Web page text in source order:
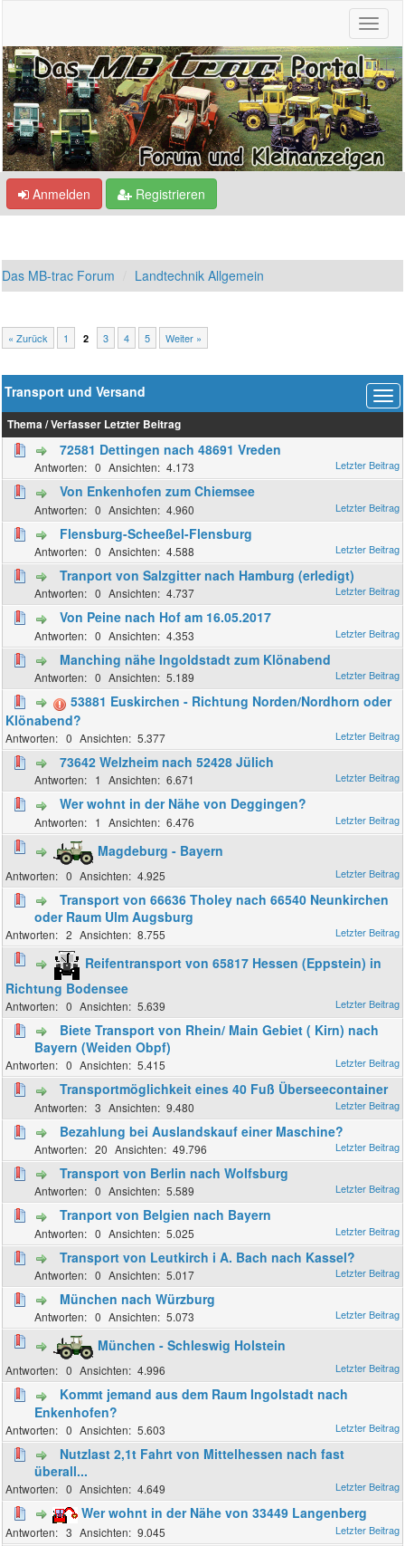
Anmelden Registrieren
Das MB-trac Forum Landtechnik Allgemein
« Zurück 1 2 3 4 5 Weiter »
Transport und Versand
Thema /Verfasser Letzter Beitrag
72581 Dettingen nach 48691 Vreden
0 4.173
Von Enkenhofen zum Chiemsee
0 4.960
Flensburg-Scheeßel-Flensburg
0 4.588
Tranport von Salzgitter nach Hamburg (erledigt)
0 4.737
Von Peine nach Hof am 16.05.2017
0 4.353
Manching nähe Ingoldstadt zum Klönabend
0 5.189
53881 Euskirchen - Richtung Norden/Nordhorn oder
Klönabend?
0 5.377
73642 Welzheim nach 52428 Jülich
1 6.671
Wer wohnt in der Nähe von Deggingen?
1 6.476
Magdeburg - Bayern
0 4.925
Transport von 66636 Tholey nach 66540 Neunkirchen
oder Raum Ulm Augsburg
2 8.755
Reifentransport von 65817 Hessen (Eppstein) in
Richtung Bodensee
0 5.639
Biete Transport von Rhein/ Main Gebiet ( Kirn) nach
Bayern (Weiden Obpf)
0 5.415
Transportmöglichkeit eines 40 Fuß Überseecontainer
3 9.480
Bezahlung bei Auslandskauf einer Maschine?
20 49.796
Transport von Berlin nach Wolfsburg
0 5.589
Tranport von Belgien nach Bayern
0 5.025
Transport von Leutkirch i A. Bach nach Kassel?
0 5.017
München nach Würzburg
0 5.073
München - Schleswig Holstein
0 4.996
Kommt jemand aus dem Raum Ingolstadt nach
Enkenhofen?
0 5.603
Nutzlast 2,1t Fahrt von Mittelhessen nach fast
überall...
0 4.649
Wer wohnt in der Nähe von 33449 Langenberg
3 9.045